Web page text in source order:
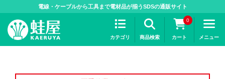
電線・ケーブルから工具まで電材品が揃うSDSの通販サイト
カテゴリ 商品検索
0
カート メニュー